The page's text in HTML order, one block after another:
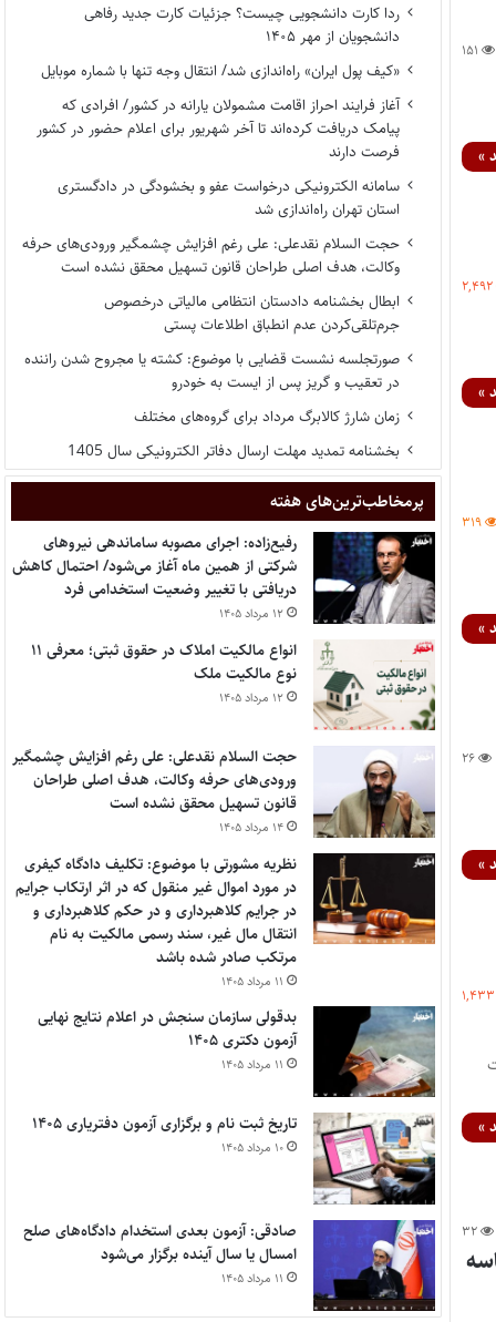
۱۵۱
»
۲,۴۹۲
»
۳۱۹
»
۲۶
»
۱,۴۳۳
»
۳۲
ردا کارت دانشجویی چیست؟ جزئیات کارت جدید رفاهی
دانشجویان از مهر ۱۴۰۵
«کیف پول ایران» راه‌اندازی شد/ انتقال وجه تنها با شماره موبایل
آغاز فرایند احراز اقامت مشمولان یارانه در کشور/ افرادی که
پیامک دریافت کرده‌اند تا آخر شهریور برای اعلام حضور در کشور
فرصت دارند
سامانه الکترونیکی درخواست عفو و بخشودگی در دادگستری
استان تهران راه‌اندازی شد
حجت السلام نقدعلی: علی رغم افزایش چشمگیر ورودی‌های حرفه
وکالت، هدف اصلی طراحان قانون تسهیل محقق نشده است
ابطال بخشنامه دادستان انتظامی مالیاتی درخصوص
جرم‌تلقی‌کردن عدم انطباق اطلاعات پستی
صورتجلسه نشست قضایی با موضوع: کشته یا مجروح شدن راننده
در تعقیب و گریز پس از ایست به خودرو
زمان شارژ کالابرگ مرداد برای گروه‌های مختلف
بخشنامه تمدید مهلت ارسال دفاتر الکترونیکی سال 1405
پر‌مخاطب‌ترین‌های هفته
رفیع‌زاده: اجرای مصوبه ساماندهی نیروهای
شرکتی از همین ماه آغاز می‌شود/ احتمال کاهش
دریافتی با تغییر وضعیت استخدامی فرد
۱۲ مرداد ۱۴۰۵
انواع مالکیت املاک در حقوق ثبتی؛ معرفی ۱۱
نوع مالکیت ملک
۱۲ مرداد ۱۴۰۵
حجت السلام نقدعلی: علی رغم افزایش چشمگیر
ورودی‌های حرفه وکالت، هدف اصلی طراحان
قانون تسهیل محقق نشده است
۱۴ مرداد ۱۴۰۵
نظریه مشورتی با موضوع: تکلیف دادگاه کیفری
در مورد اموال غیر منقول که در اثر ارتکاب جرایم
در جرایم کلاهبرداری و در حکم کلاهبرداری و
انتقال مال غیر، سند رسمی مالکیت به نام
مرتکب صادر شده باشد
۱۱ مرداد ۱۴۰۵
بدقولی سازمان سنجش در اعلام نتایج نهایی
آزمون دکتری ۱۴۰۵
۱۱ مرداد ۱۴۰۵
تاریخ ثبت نام و برگزاری آزمون دفتریاری ۱۴۰۵
۱۰ مرداد ۱۴۰۵
صادقی: آزمون بعدی استخدام دادگاه‌های صلح
امسال یا سال آینده برگزار می‌شود
۱۱ مرداد ۱۴۰۵